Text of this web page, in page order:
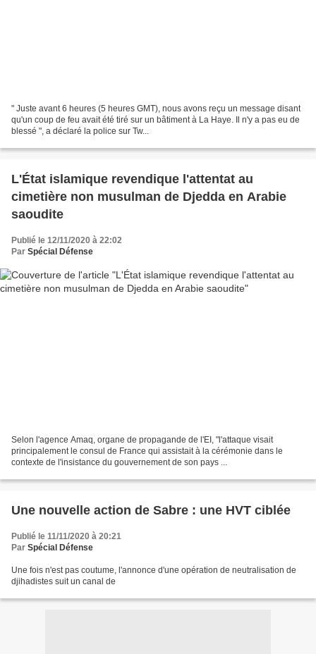
" Juste avant 6 heures (5 heures GMT), nous avons reçu un message disant
qu'un coup de feu avait été tiré sur un bâtiment à La Haye. Il n'y a pas eu de
blessé ", a déclaré la police sur Tw...
L'État islamique revendique l'attentat au
cimetière non musulman de Djedda en Arabie
saoudite
Publié le 12/11/2020 à 22:02
Par Spécial Défense
Selon l'agence Amaq, organe de propagande de l'EI, "l'attaque visait
principalement le consul de France qui assistait à la cérémonie dans le
contexte de l'insistance du gouvernement de son pays ...
Une nouvelle action de Sabre : une HVT ciblée
Publié le 11/11/2020 à 20:21
Par Spécial Défense
Une fois n'est pas coutume, l'annonce d'une opération de neutralisation de
djihadistes suit un canal de